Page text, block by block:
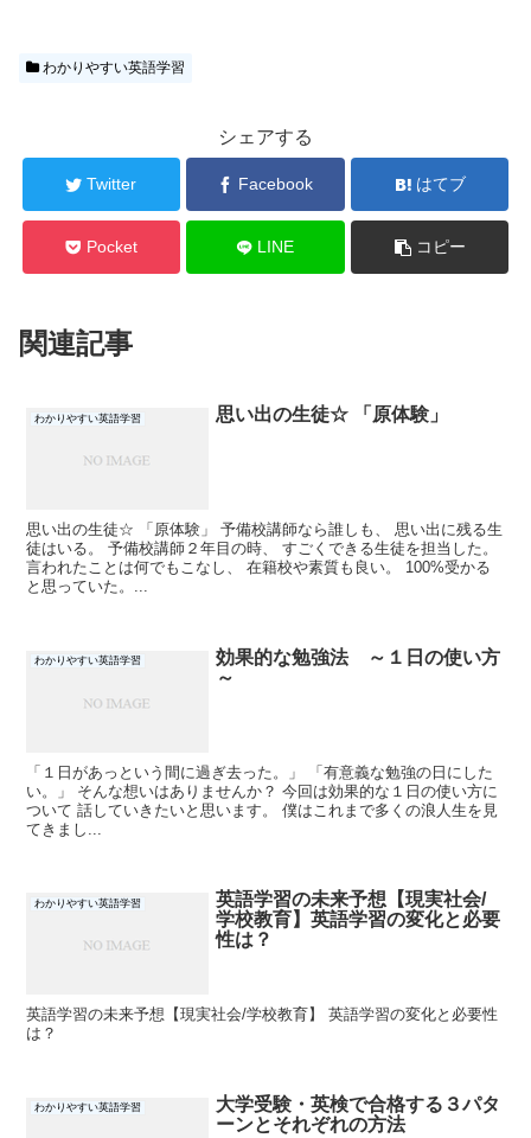
わかりやすい英語学習
シェアする
Twitter Facebook はてブ
Pocket LINE コピー
関連記事
わかりやすい英語学習 思い出の生徒☆ 「原体験」
思い出の生徒☆ 「原体験」 予備校講師なら誰しも、 思い出に残る生
徒はいる。 予備校講師２年目の時、 すごくできる生徒を担当した。
言われたことは何でもこなし、 在籍校や素質も良い。 100%受かる
と思っていた。...
わかりやすい英語学習
効果的な勉強法 ～１日の使い方
～
「１日があっという間に過ぎ去った。」 「有意義な勉強の日にした
い。」 そんな想いはありませんか？ 今回は効果的な１日の使い方に
ついて 話していきたいと思います。 僕はこれまで多くの浪人生を見
てきまし...
わかりやすい英語学習
英語学習の未来予想【現実社会/
学校教育】英語学習の変化と必要
性は？
英語学習の未来予想【現実社会/学校教育】 英語学習の変化と必要性
は？
わかりやすい英語学習
大学受験・英検で合格する３パタ
ーンとそれぞれの方法